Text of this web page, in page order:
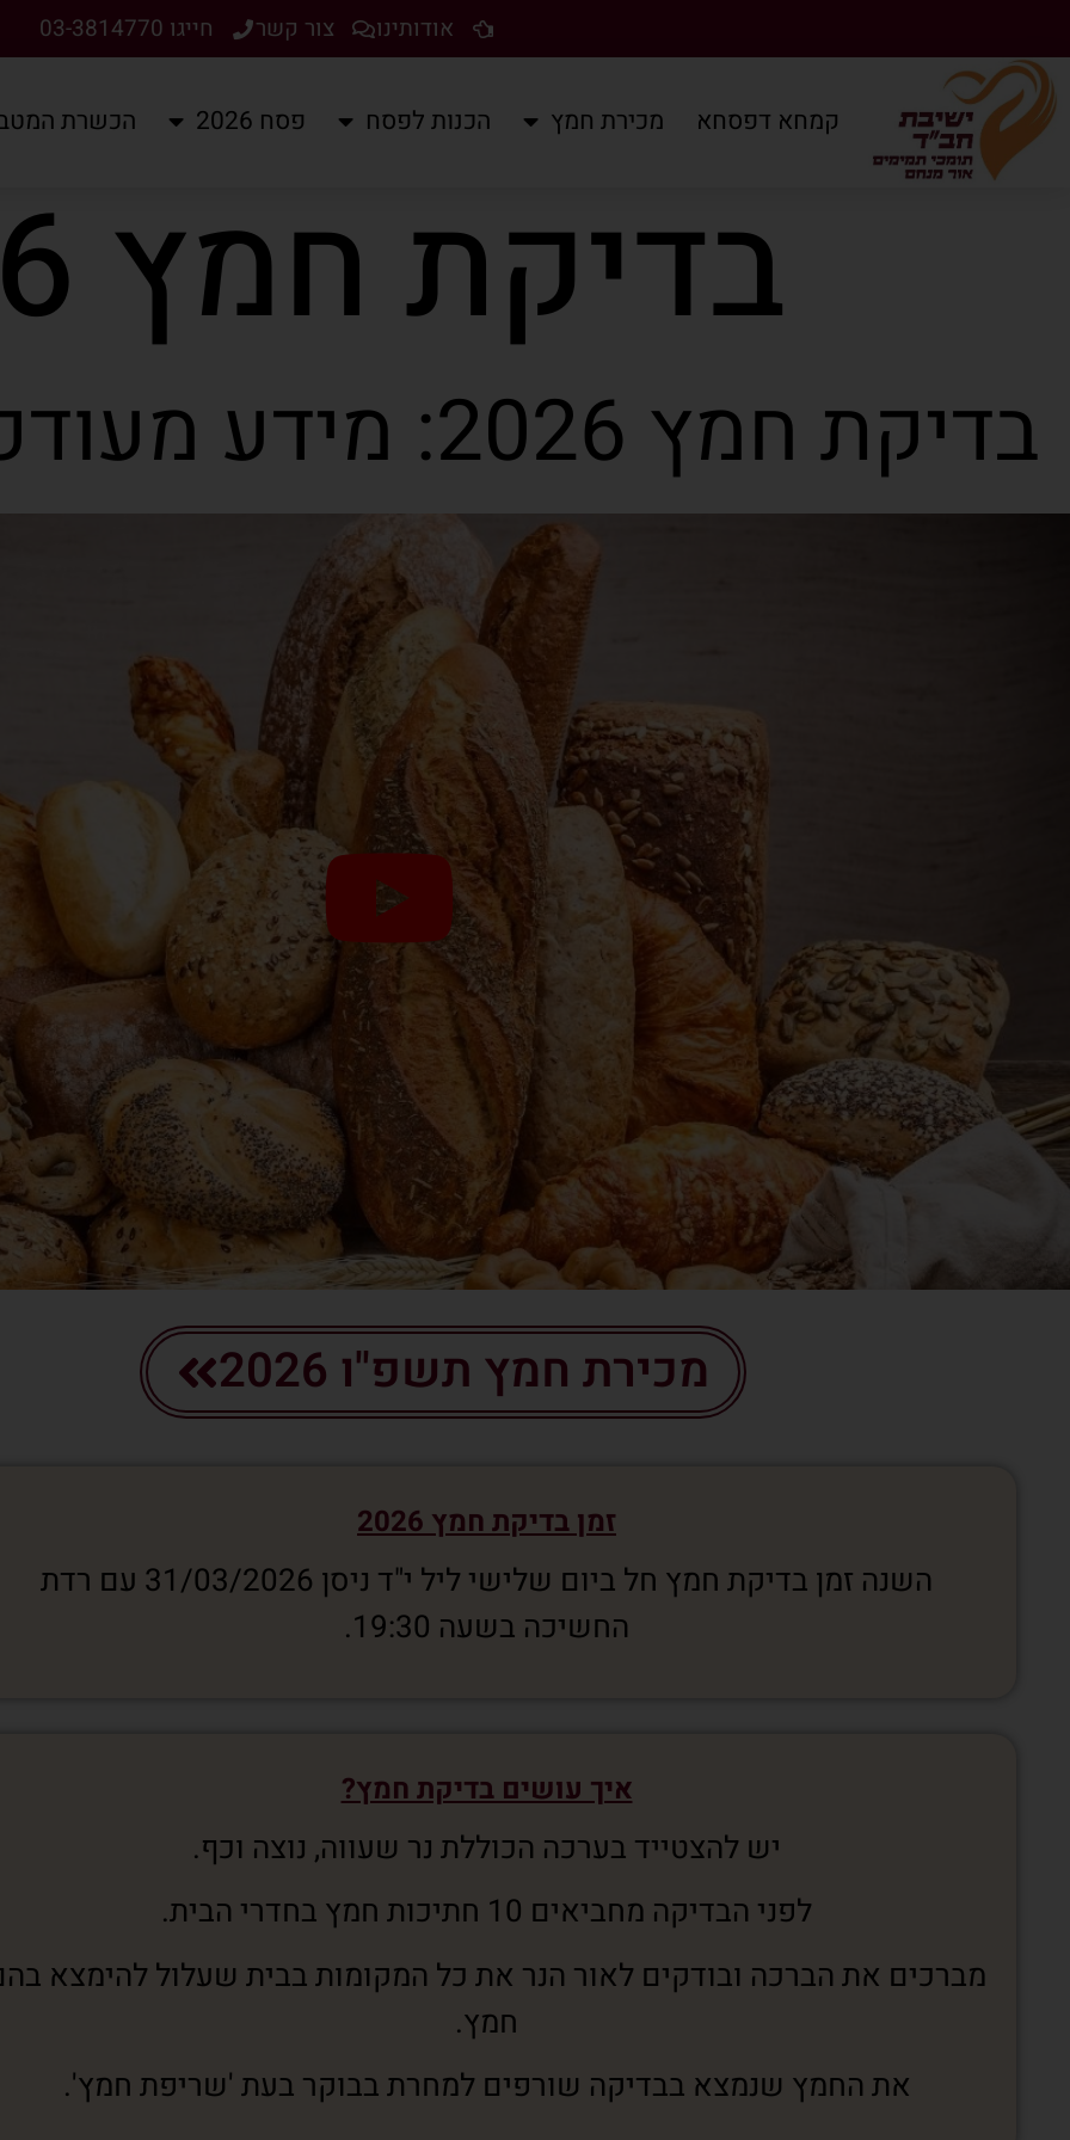
אודותינו צור קשר חייגו 03-3814770
קמחא דפסחא מכירת חמץ הכנות לפסח פסח 2026 הכשרת
בדיקת חמץ 2026
בדיקת חמץ 2026: מידע מעודכן לשנת תשפ"ו
מכירת חמץ תשפ"ו 2026
זמן בדיקת חמץ 2026
השנה זמן בדיקת חמץ חל ביום שלישי ליל י"ד ניסן 31/03/2026 עם רדת
החשיכה בשעה 19:30.
איך עושים בדיקת חמץ?
יש להצטייד בערכה הכוללת נר שעווה, נוצה וכף.
לפני הבדיקה מחביאים 10 חתיכות חמץ בחדרי הבית.
מברכים את הברכה ובודקים לאור הנר את כל המקומות בבית שעלול להימצא
חמץ.
את החמץ שנמצא בבדיקה שורפים למחרת בבוקר בעת 'שריפת חמץ'.